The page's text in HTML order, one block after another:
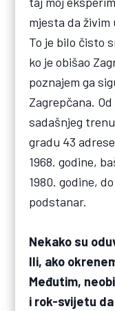
mjesta da živim
To je bilo čisto
ko je obišao
poznajem ga
Zagrepčana.
sadašnjeg
gradu 43
1968. godine,
1980. godine,
podstanar.
Nekako su
Ili, ako
Međutim,
i rok-svijetu